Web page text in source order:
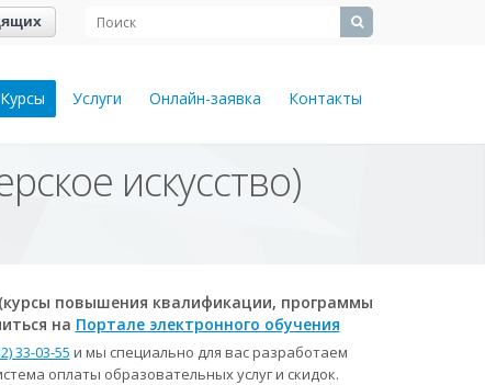
Курсы Услуги Онлайн-заявка Контакты
искусство)
повышения квалификации, программы
на Портале электронного обучения
33-03-55 и мы специально для вас разработаем
оплаты образовательных услуг и скидок.